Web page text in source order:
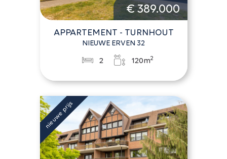
€ 389.000
APPARTEMENT - TURNHOUT
NIEUWE ERVEN 32
2 120m2